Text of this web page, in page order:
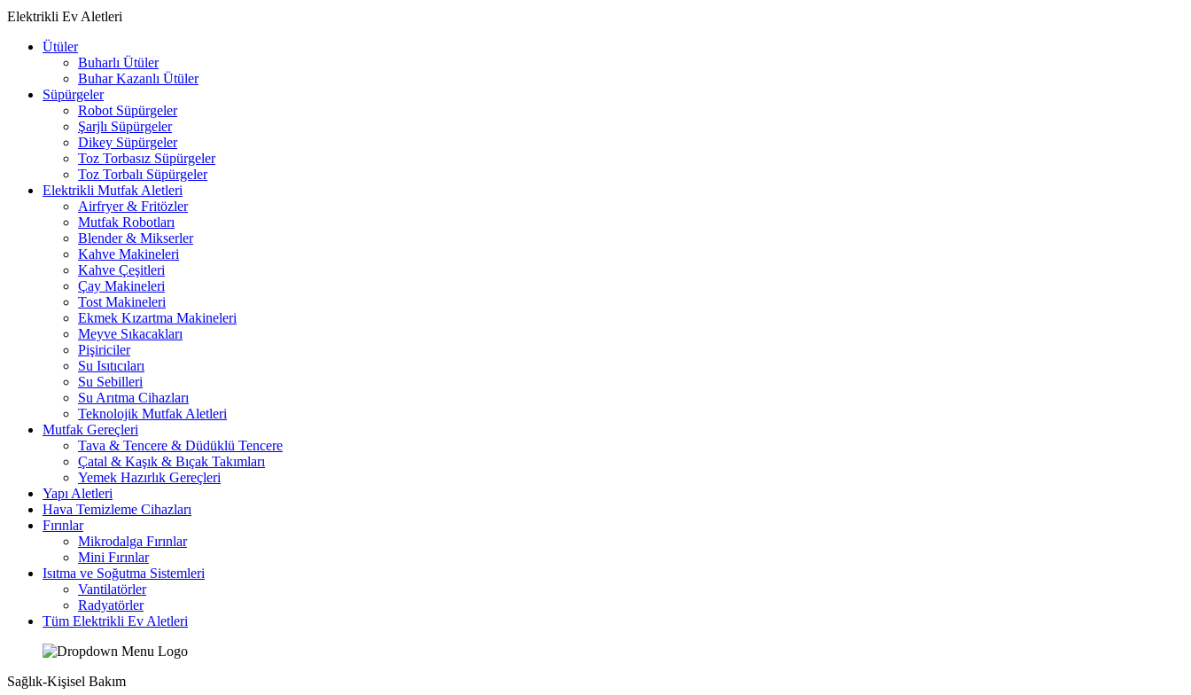
Elektrikli Ev Aletleri
Ütüler
Buharlı Ütüler
Buhar Kazanlı Ütüler
Süpürgeler
Robot Süpürgeler
Şarjlı Süpürgeler
Dikey Süpürgeler
Toz Torbasız Süpürgeler
Toz Torbalı Süpürgeler
Elektrikli Mutfak Aletleri
Airfryer & Fritözler
Mutfak Robotları
Blender & Mikserler
Kahve Makineleri
Kahve Çeşitleri
Çay Makineleri
Tost Makineleri
Ekmek Kızartma Makineleri
Meyve Sıkacakları
Pişiriciler
Su Isıtıcıları
Su Sebilleri
Su Arıtma Cihazları
Teknolojik Mutfak Aletleri
Mutfak Gereçleri
Tava & Tencere & Düdüklü Tencere
Çatal & Kaşık & Bıçak Takımları
Yemek Hazırlık Gereçleri
Yapı Aletleri
Hava Temizleme Cihazları
Fırınlar
Mikrodalga Fırınlar
Mini Fırınlar
Isıtma ve Soğutma Sistemleri
Vantilatörler
Radyatörler
Tüm Elektrikli Ev Aletleri
Sağlık-Kişisel Bakım